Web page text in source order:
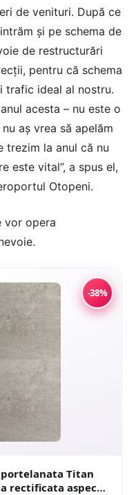
de venituri. După ce
şi pe schema de
de restructurări
pentru că schema
trafic ideal al nostru.
acesta – nu este o
aş vrea să apelăm
trezim la anul că nu
este vital”, a spus el,
Otopeni.
vor opera
-38%
Titan